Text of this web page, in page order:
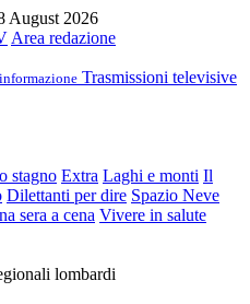
August 2026
Area redazione
Trasmissioni televisive
stagno Extra Laghi e monti Il
Dilettanti per dire Spazio Neve
sera a cena Vivere in salute
lombardi